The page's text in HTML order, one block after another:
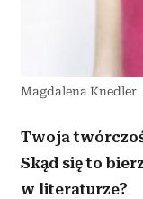
Magdalena Knedler
Twoja
Skąd się to
w literaturze?